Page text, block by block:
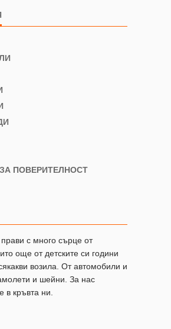
ПОВЕРИТЕЛНОСТ
с много сърце от
още от детските си години
возила. От автомобили и
и шейни. За нас
в кръвта ни.